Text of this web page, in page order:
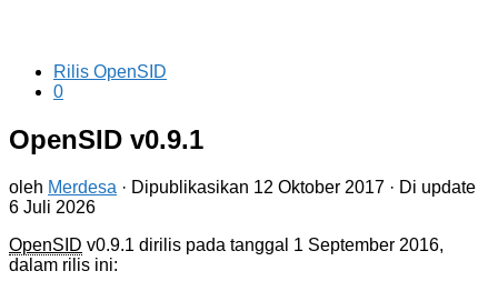
Rilis OpenSID
0
OpenSID v0.9.1
oleh Merdesa · Dipublikasikan 12 Oktober 2017 · Di update
6 Juli 2026
OpenSID v0.9.1 dirilis pada tanggal 1 September 2016,
dalam rilis ini: